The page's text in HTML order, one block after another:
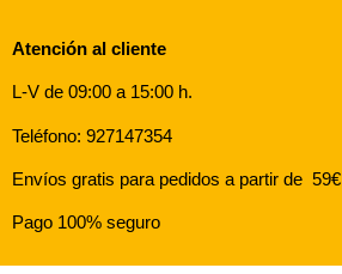
Atención al cliente
L-V de 09:00 a 15:00 h.
Teléfono: 927147354
Envíos gratis para pedidos a partir de 59€
Pago 100% seguro